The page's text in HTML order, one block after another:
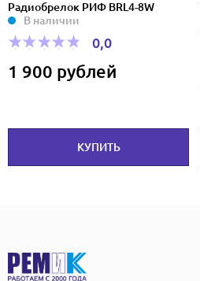
Радиобрелок РИФ BRL4-8W
В наличии
0,0
1 900 рублей
КУПИТЬ